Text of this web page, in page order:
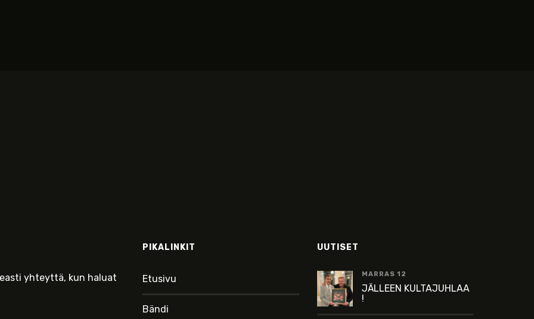
yhteyttä, kun haluat
PIKALINKIT
Etusivu
Bändi
UUTISET
MARRAS 12
JÄLLEEN KULTAJUHLAA
!